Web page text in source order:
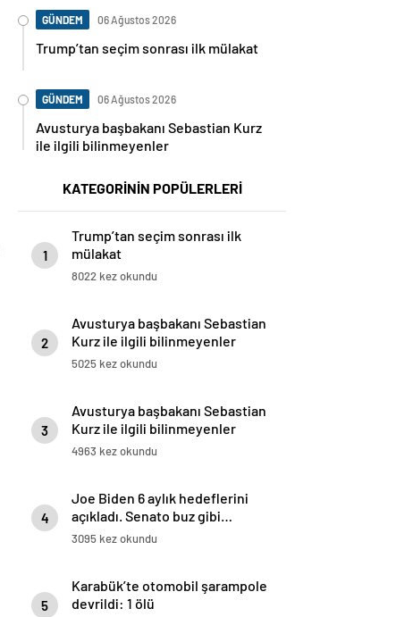
GÜNDEM 06 Ağustos 2026
Trump’tan seçim sonrası ilk mülakat
GÜNDEM 06 Ağustos 2026
Avusturya başbakanı Sebastian Kurz
ile ilgili bilinmeyenler
KATEGORİNİN POPÜLERLERİ
1
Trump’tan seçim sonrası ilk
mülakat
8022 kez okundu
2
Avusturya başbakanı Sebastian
Kurz ile ilgili bilinmeyenler
5025 kez okundu
3
Avusturya başbakanı Sebastian
Kurz ile ilgili bilinmeyenler
4963 kez okundu
4
Joe Biden 6 aylık hedeflerini
açıkladı. Senato buz gibi…
3095 kez okundu
5
Karabük’te otomobil şarampole
devrildi: 1 ölü